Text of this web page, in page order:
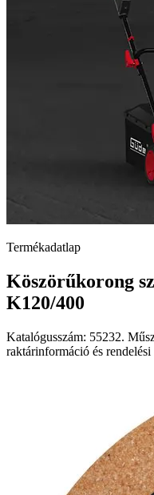
Termékadatlap
Köszörűkorong
K120/400
Katalógusszám: 55232.
raktárinformáció és